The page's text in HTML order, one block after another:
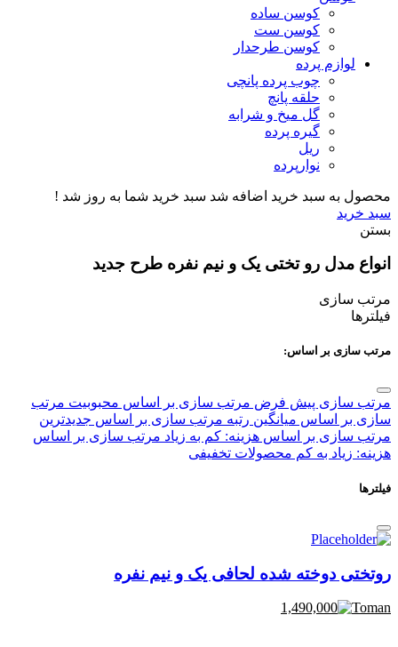
کوسن ساده
کوسن ست
کوسن طرحدار
لوازم پرده
چوب پرده پانچی
حلقه پانچ
گل میخ و شرابه
گیره پرده
ریل
نوارپرده
محصول به سبد خرید اضافه شد سبد خرید شما به روز شد !
سبد خرید
بستن
انواع مدل رو تختی یک و نیم نفره طرح جدید
مرتب سازی
فیلترها
مرتب سازی بر اساس:
مرتب سازی پیش فرض مرتب سازی بر اساس محبوبیت مرتب
سازی بر اساس میانگین رتبه مرتب سازی بر اساس جدیدترین
مرتب سازی بر اساس هزینه: کم به زیاد مرتب سازی بر اساس
هزینه: زیاد به کم محصولات تخفیفی
فیلترها
روتختی دوخته شده لحافی یک و نیم نفره
1,490,000